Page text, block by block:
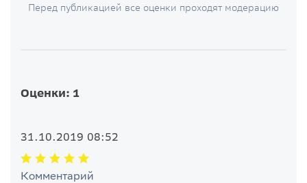
Перед публикацией все оценки проходят модерацию
Оценки: 1
31.10.2019 08:52
Комментарий